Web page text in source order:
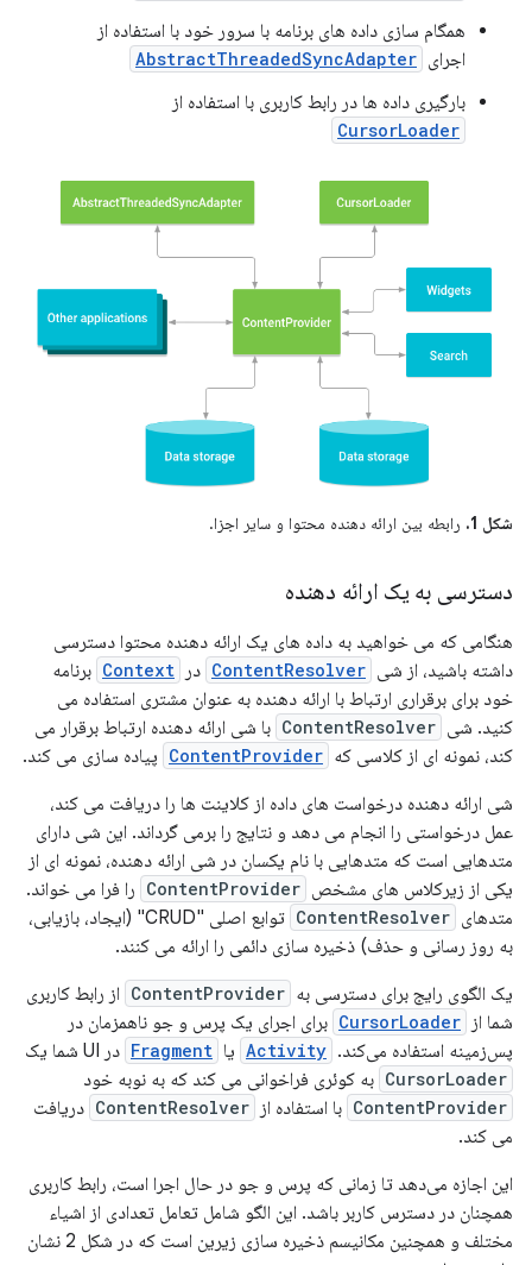
همگام سازی داده های برنامه با سرور خود با استفاده از
اجرای AbstractThreadedSyncAdapter
بارگیری داده ها در رابط کاربری با استفاده از
CursorLoader
شکل 1. رابطه بین ارائه دهنده محتوا و سایر اجزا.
دسترسی به یک ارائه دهنده
هنگامی که می خواهید به داده های یک ارائه دهنده محتوا دسترسی
داشته باشید، از شی ContentResolver در Context برنامه
خود برای برقراری ارتباط با ارائه دهنده به عنوان مشتری استفاده می
کنید. شی ContentResolver با شی ارائه دهنده ارتباط برقرار می
کند، نمونه ای از کلاسی که ContentProvider پیاده سازی می کند.
شی ارائه دهنده درخواست های داده از کلاینت ها را دریافت می کند،
عمل درخواستی را انجام می دهد و نتایج را برمی گرداند. این شی دارای
متدهایی است که متدهایی با نام یکسان در شی ارائه دهنده، نمونه ای از
یکی از زیرکلاس های مشخص ContentProvider را فرا می خواند.
متدهای ContentResolver
توابع اصلی "CRUD" (ایجاد، بازیابی،
به روز رسانی و حذف) ذخیره سازی دائمی را ارائه می کنند.
یک الگوی رایج برای دسترسی به ContentProvider از رابط کاربری
شما از CursorLoader برای اجرای یک پرس و جو ناهمزمان در
پس‌زمینه استفاده می‌کند. Activity یا Fragment در UI شما یک
CursorLoader به کوئری فراخوانی می کند که به نوبه خود
ContentProvider با استفاده از ContentResolver دریافت
می کند.
این اجازه می‌دهد تا زمانی که پرس و جو در حال اجرا است، رابط کاربری
همچنان در دسترس کاربر باشد. این الگو شامل تعامل تعدادی از اشیاء
مختلف و همچنین مکانیسم ذخیره سازی زیرین است که در شکل 2 نشان